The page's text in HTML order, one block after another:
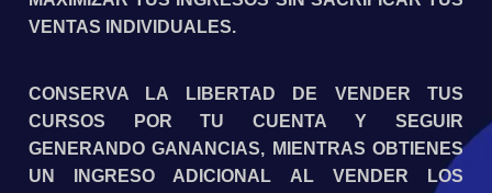
VENTAS INDIVIDUALES.
CONSERVA LA LIBERTAD DE VENDER TUS
CURSOS POR TU CUENTA Y SEGUIR
GENERANDO GANANCIAS, MIENTRAS OBTIENES
UN INGRESO ADICIONAL AL VENDER LOS